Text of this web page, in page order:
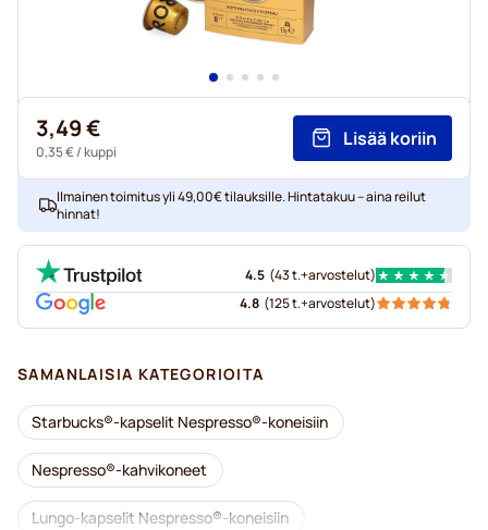
3,49 €
0,35 €/ kuppi
Lisää koriin
Ilmainen toimitus yli 49,00€ tilauksille. Hintatakuu – aina reilut
hinnat!
4.5 (43 t.+arvostelut)
4.8 (125 t.+arvostelut)
SAMANLAISIA KATEGORIOITA
Starbucks®-kapselit Nespresso®-koneisiin
Nespresso®-kahvikoneet
Lungo-kapselit Nespresso®-koneisiin